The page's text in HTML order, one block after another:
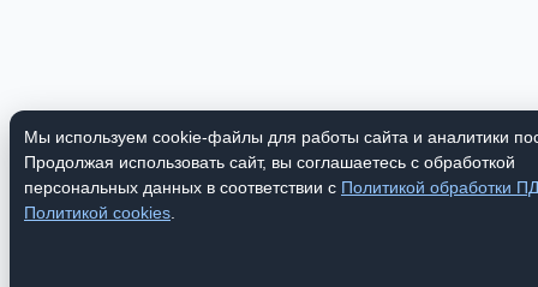
Мы используем cookie-файлы для работы сайта и аналитики
Продолжая использовать сайт, вы соглашаетесь с обработкой
персональных данных в соответствии с Политикой обработки
Политикой cookies